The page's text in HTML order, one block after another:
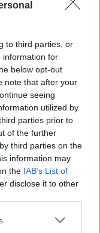
to third parties, or
information for
below opt-out
note that after your
seeing
utilized by
parties prior to
of the further
third parties on the
information may
the IAB’s List of
disclose it to other
sem árt résen
és
is: a
a
akár
is magáénak